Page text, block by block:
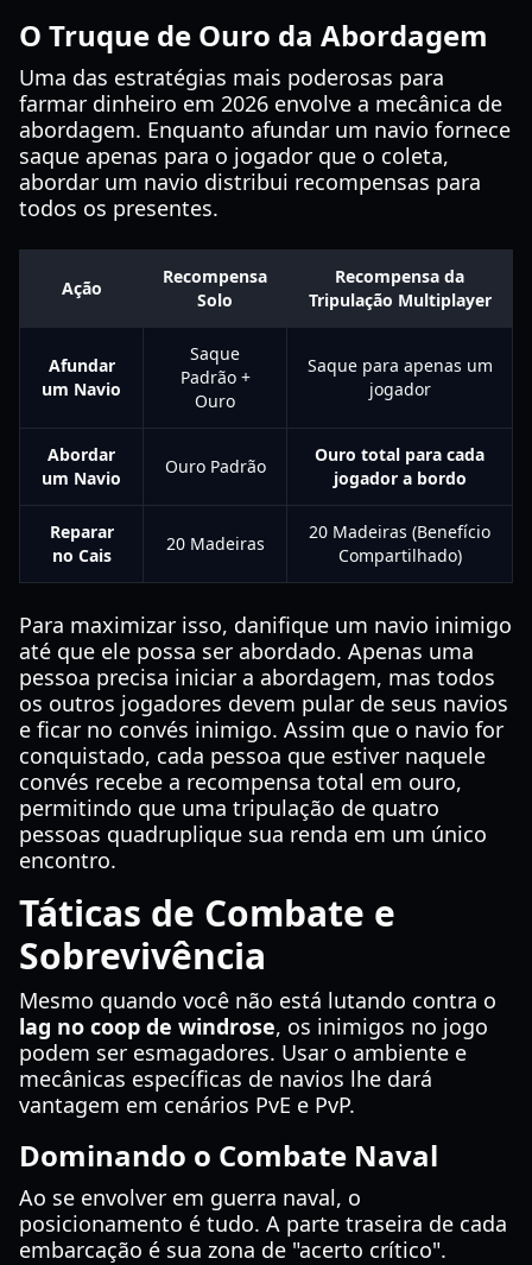
O Truque de Ouro da Abordagem
Uma das estratégias mais poderosas para
farmar dinheiro em 2026 envolve a mecânica de
abordagem. Enquanto afundar um navio fornece
saque apenas para o jogador que o coleta,
abordar um navio distribui recompensas para
todos os presentes.
Ação
Recompensa
Solo
Recompensa da
Tripulação Multiplayer
Afundar
um Navio
Saque
Padrão +
Ouro
Saque para apenas um
jogador
Abordar
um Navio
Ouro Padrão
Ouro total para cada
jogador a bordo
Reparar
no Cais
20 Madeiras
20 Madeiras (Benefício
Compartilhado)
Para maximizar isso, danifique um navio inimigo
até que ele possa ser abordado. Apenas uma
pessoa precisa iniciar a abordagem, mas todos
os outros jogadores devem pular de seus navios
e ficar no convés inimigo. Assim que o navio for
conquistado, cada pessoa que estiver naquele
convés recebe a recompensa total em ouro,
permitindo que uma tripulação de quatro
pessoas quadruplique sua renda em um único
encontro.
Táticas de Combate e
Sobrevivência
Mesmo quando você não está lutando contra o
lag no coop de windrose, os inimigos no jogo
podem ser esmagadores. Usar o ambiente e
mecânicas específicas de navios lhe dará
vantagem em cenários PvE e PvP.
Dominando o Combate Naval
Ao se envolver em guerra naval, o
posicionamento é tudo. A parte traseira de cada
embarcação é sua zona de "acerto crítico".